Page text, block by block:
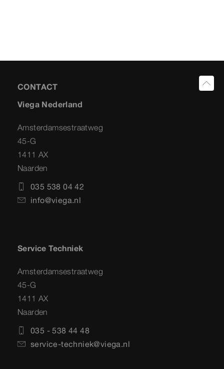
CONTACT
Viega Nederland
Amsterdamsestraatweg
45-G
1411 AX
Naarden
035 538 04 42
info@viega.nl
Service Techniek
Amsterdamsestraatweg
45-G
1411 AX
Naarden
035 - 538 44 48
service-techniek@viega.nl